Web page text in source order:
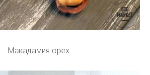
Макадамия орех